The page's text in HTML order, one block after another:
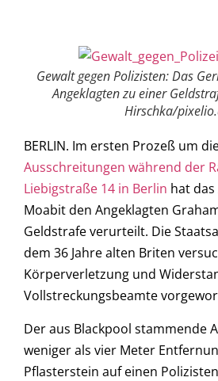
Gewalt gegen Polizisten: Das
Angeklagten zu einer
Hirschka/
BERLIN. Im ersten Prozeß um
Ausschreitungen während der
Liebigstraße 14 in Berlin hat
Moabit den Angeklagten
Geldstrafe verurteilt. Die
dem 36 Jahre alten Briten
Körperverletzung und
Vollstreckungsbeamte
Der aus Blackpool stammende
weniger als vier Meter
Pflasterstein auf einen